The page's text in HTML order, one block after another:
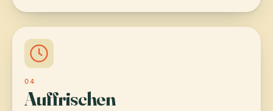
04
Auffrischen